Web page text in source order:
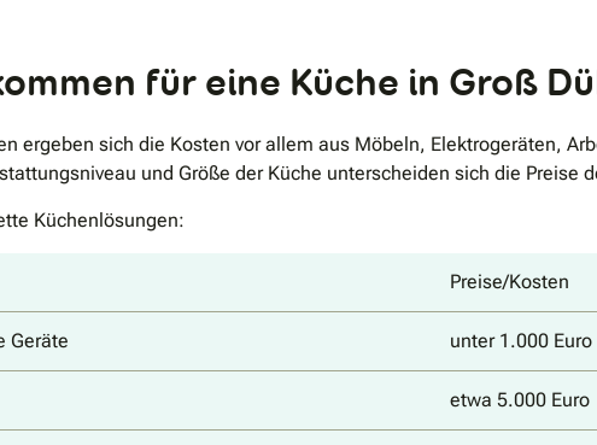
für eine Küche in Groß
ergeben sich die Kosten vor allem aus Möbeln, Elektrogeräten,
und Größe der Küche unterscheiden sich die Preise
Küchenlösungen:
Preise/Kosten
Geräte unter 1.000 Euro
etwa 5.000 Euro